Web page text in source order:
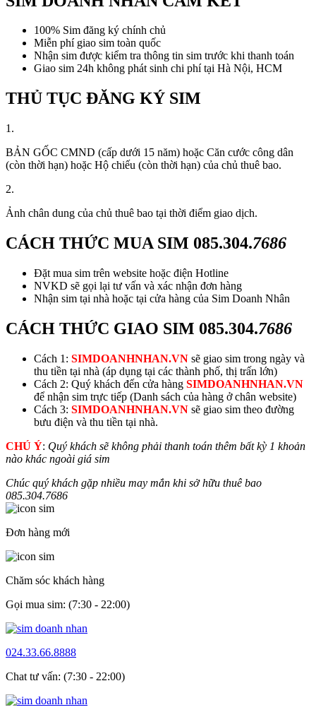
100% Sim đăng ký chính chủ
Miễn phí giao sim toàn quốc
Nhận sim được kiểm tra thông tin sim trước khi thanh toán
Giao sim 24h không phát sinh chi phí tại Hà Nội, HCM
THỦ TỤC ĐĂNG KÝ SIM
1.
BẢN GỐC CMND (cấp dưới 15 năm) hoặc Căn cước công dân
(còn thời hạn) hoặc Hộ chiếu (còn thời hạn) của chủ thuê bao.
2.
Ảnh chân dung của chủ thuê bao tại thời điểm giao dịch.
CÁCH THỨC MUA SIM 085.304.7686
Đặt mua sim trên website hoặc điện Hotline
NVKD sẽ gọi lại tư vấn và xác nhận đơn hàng
Nhận sim tại nhà hoặc tại cửa hàng của Sim Doanh Nhân
CÁCH THỨC GIAO SIM 085.304.7686
Cách 1: SIMDOANHNHAN.VN sẽ giao sim trong ngày và
thu tiền tại nhà (áp dụng tại các thành phố, thị trấn lớn)
Cách 2: Quý khách đến cửa hàng SIMDOANHNHAN.VN
để nhận sim trực tiếp (Danh sách của hàng ở chân website)
Cách 3: SIMDOANHNHAN.VN sẽ giao sim theo đường
bưu điện và thu tiền tại nhà.
CHÚ Ý: Quý khách sẽ không phải thanh toán thêm bất kỳ 1 khoản
nào khác ngoài giá sim
Chúc quý khách gặp nhiều may mắn khi sở hữu thuê bao
085.304.7686
Đơn hàng mới
Chăm sóc khách hàng
Gọi mua sim: (7:30 - 22:00)
024.33.66.8888
Chat tư vấn: (7:30 - 22:00)